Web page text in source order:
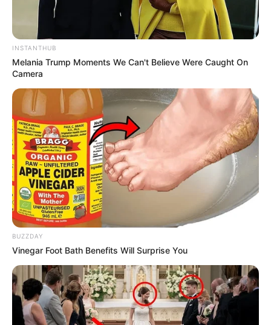
INSTANTHUB
Melania Trump Moments We Can't Believe Were Caught On
Camera
BUZZDAY
Vinegar Foot Bath Benefits Will Surprise You